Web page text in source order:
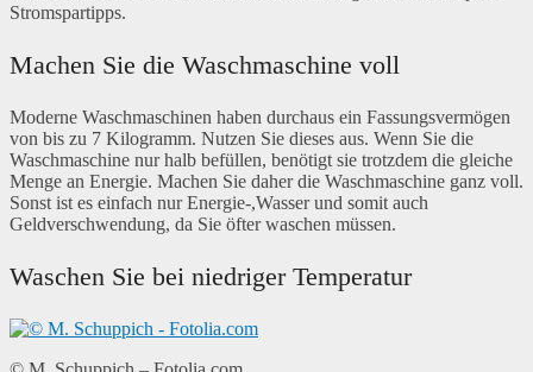
Stromspartipps.
Machen Sie die Waschmaschine voll
Moderne Waschmaschinen haben durchaus ein Fassungsvermögen
von bis zu 7 Kilogramm. Nutzen Sie dieses aus. Wenn Sie die
Waschmaschine nur halb befüllen, benötigt sie trotzdem die gleiche
Menge an Energie. Machen Sie daher die Waschmaschine ganz voll.
Sonst ist es einfach nur Energie-,Wasser und somit auch
Geldverschwendung, da Sie öfter waschen müssen.
Waschen Sie bei niedriger Temperatur